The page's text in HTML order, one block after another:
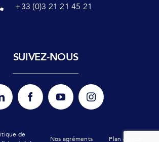
+33 (0)3 21 21 45 21
SUIVEZ-NOUS
de
Nos agréments Plan du site